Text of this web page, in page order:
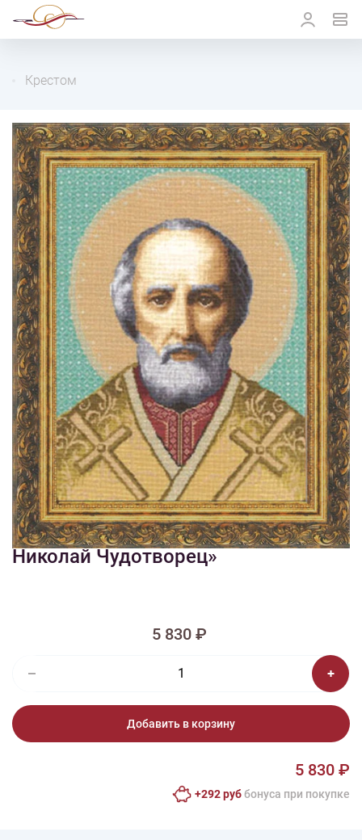
Крестом
1/2
Изображения и цвет представленного товара могут незначительно
отличаться от оригинала продукции, взависимости от разрешения и
настроек вашего монитора, а также условий освещения при съемке
Вышивка ПИ-002 Икона «Св.
Николай Чудотворец»
5 830 ₽
Добавить в корзину
5 830 ₽
+292 руббонусa при покупке